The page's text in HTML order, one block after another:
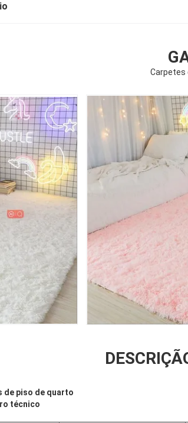
Carpetes
de piso de quarto
técnico